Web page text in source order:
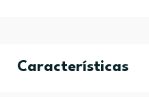
Características